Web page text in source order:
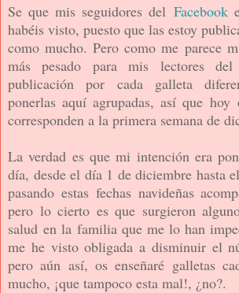
Se que mis seguidores del Facebook
habéis visto, puesto que las estoy
como mucho. Pero como me parece
más pesado para mis lectores
publicación por cada galleta
ponerlas aquí agrupadas, así que hoy
corresponden a la primera semana de
La verdad es que mi intención era
día, desde el día 1 de diciembre hasta
pasando estas fechas navideñas
pero lo cierto es que surgieron
saluden la familia que me lo han
me he visto obligada a disminuir el
pero aún así, os enseñaré galletas
mucho, ¡que tampoco esta mal!, ¿no?.